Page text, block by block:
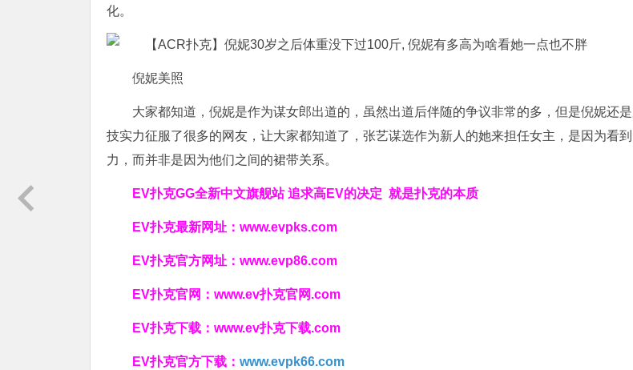
化。
倪妮美照
大家都知道，倪妮是作为谋女郎出道的，虽然出道后伴随的争议非常的多，但是倪妮还
技实力征服了很多的网友，让大家都知道了，张艺谋选作为新人的她来担任女主，是因为看
力，而并非是因为他们之间的裙带关系。
EV扑克GG全新中文旗舰站追求高EV的决定 就是扑克的本质
EV扑克最新网址： www.evpks.com
EV扑克官方网址： www.evp86.com
EV扑克官网： www.ev扑克官网.com
EV扑克下载： www.ev扑克下载.com
EV扑克官方下载： www.evpk66.com